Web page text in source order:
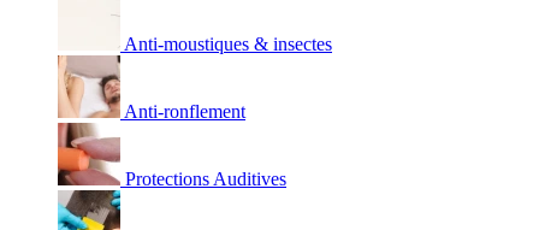
Anti-moustiques & insectes
Anti-ronflement
Protections Auditives